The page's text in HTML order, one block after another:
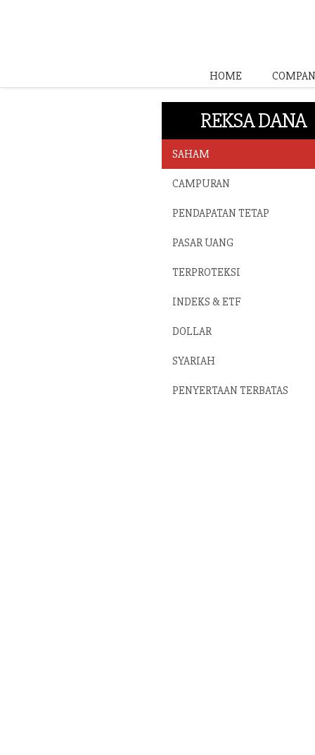
HOME
REKSA DANA
SAHAM
CAMPURAN
PENDAPATAN TETAP
PASAR UANG
TERPROTEKSI
INDEKS & ETF
DOLLAR
SYARIAH
PENYERTAAN TERBATAS